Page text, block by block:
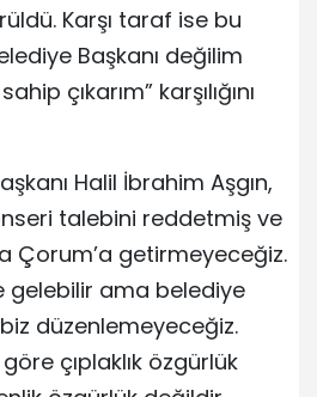
Karşı taraf ise bu
Başkanı değilim
çıkarım” karşılığını
Halil İbrahim Aşgın,
talebini reddetmiş ve
Çorum’a getirmeyeceğiz.
gelebilir ama belediye
düzenlemeyeceğiz.
çıplaklık özgürlük